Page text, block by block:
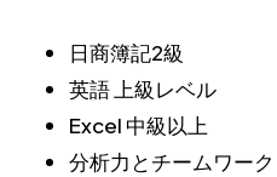
日商簿記2級
英語 上級レベル
Excel 中級以上
分析力とチームワーク